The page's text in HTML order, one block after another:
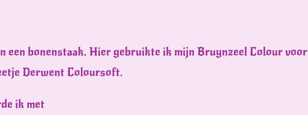
een bonenstaak. Hier gebruikte ik mijn Bruynzeel Colour voor
Derwent Coloursoft.
ik met